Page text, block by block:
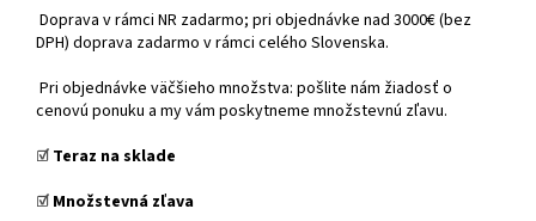
Doprava v rámci NR zadarmo; pri objednávke nad 3000€ (bez
DPH) doprava zadarmo v rámci celého Slovenska.
Pri objednávke väčšieho množstva: pošlite nám žiadosť o
cenovú ponuku a my vám poskytneme množstevnú zľavu.
☑️ Teraz na sklade
☑️ Množstevná zľava